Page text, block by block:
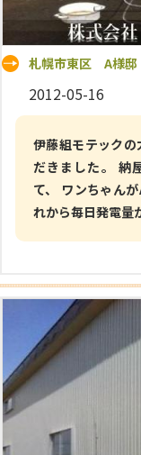
札幌市東区 A様
2012-05-16
伊藤組モテック
だきました。 納
て、 ワンちゃん
れから毎日発電量